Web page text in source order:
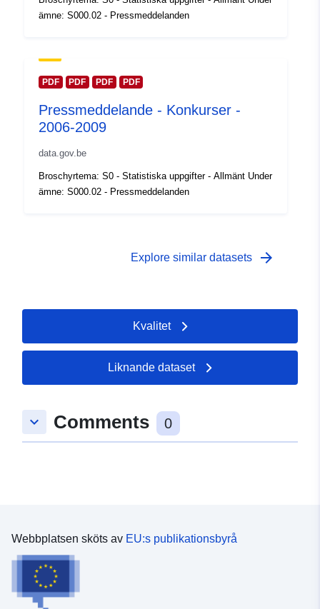
Typ:
Polygon
uriRef:
Åtkomsträttighete
ämne: S000.02 - Pressmeddelanden
PDF PDF PDF PDF
Pressmeddelande - Konkurser -
2006-2009
data.gov.be
Broschyrtema: S0 - Statistiska uppgifter - Allmänt Under
ämne: S000.02 - Pressmeddelanden
Explore similar datasets arrow_forward
Kvalitet
Liknande dataset
keyboard_arrow_down Comments 0
Webbplatsen sköts av EU:s publikationsbyrå